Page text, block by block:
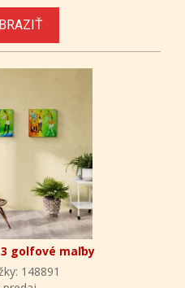
golfové maľby
148891